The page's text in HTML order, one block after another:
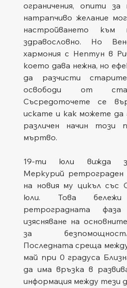
ограничения, опити за
натрапчиво желание
настройването
здравословно. Но
хармония с Нептун в
което дава нежна, но
да разчисти
освободи от
Съсредоточете се
искате и как можете да
различен начин този
мъртво.
19-ти юли вижда
Меркурий
на новия му цикъл със
юли. Това
ретроградната
изясняване на
за безпомощност/
Последната среща
май при 0 градуса
да има връзка в
информация между тези